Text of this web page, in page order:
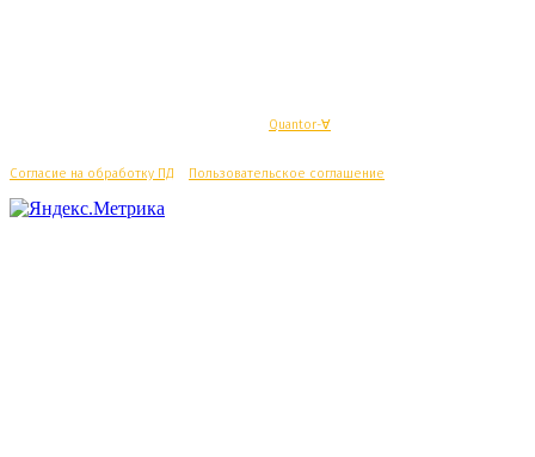
Quantor-∀
Согласие на обработку ПД Пользовательское соглашение